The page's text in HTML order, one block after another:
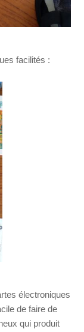
facilités :
électroniques
de faire de
qui produit